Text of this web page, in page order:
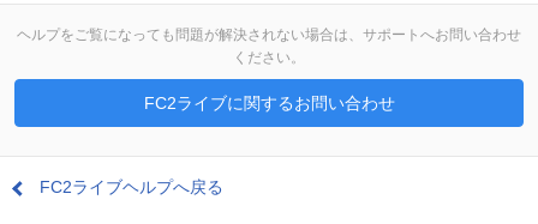
ヘルプをご覧になっても問題が解決されない場合は、サポートへお問い合わせ
ください。
FC2ライブに関するお問い合わせ
FC2ライブヘルプへ戻る